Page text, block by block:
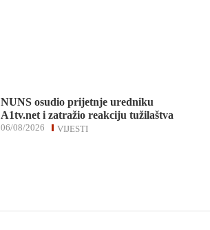
NUNS osudio prijetnje uredniku
A1tv.net i zatražio reakciju tužilaštva
VIJESTI
06/08/2026